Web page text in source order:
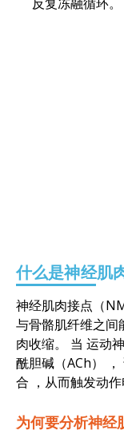
什么是神经肌
神经肌肉接点（
与骨骼肌纤维之间
肉收缩。 当 运动
酰胆碱（ACh） ，
合 ，从而触发动
为何要分析神经